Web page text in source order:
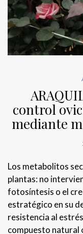
control
mediante
Los metabolitos
plantas: no
fotosíntesis o el
estratégico en su
resistencia al
compuesto natural